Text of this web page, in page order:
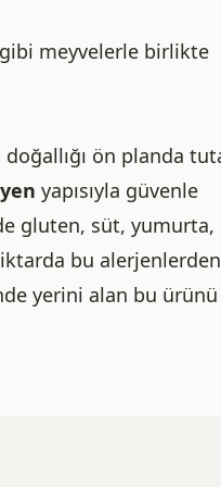
meyvelerle birlikte
ön planda
yapısıyla güvenle
gluten, süt, yumurta,
bu alerjenlerden
yerini alan bu ürünü